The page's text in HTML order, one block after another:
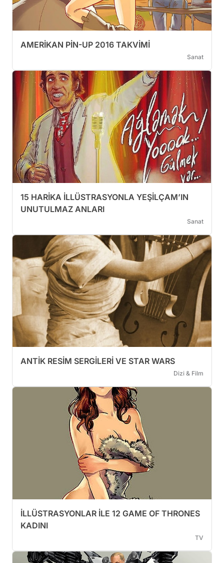
AMERİKAN PİN-UP 2016 TAKVİMİ
Sanat
15 HARİKA İLLÜSTRASYONLA YEŞİLÇAM’IN
UNUTULMAZ ANLARI
Sanat
ANTİK RESİM SERGİLERİ VE STAR WARS
Dizi & Film
İLLÜSTRASYONLAR İLE 12 GAME OF THRONES
KADINI
TV